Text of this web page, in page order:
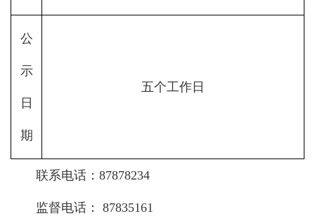
公
示
日
期
五个工作日
联系电话：87878234
监督电话： 87835161